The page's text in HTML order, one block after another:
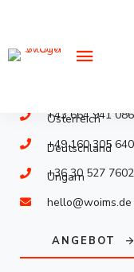
+43 664 941
Österreich
+49 160 305
Deutschland
+36 30 527
Ungarn
hello@woims.de
ANGEBOT